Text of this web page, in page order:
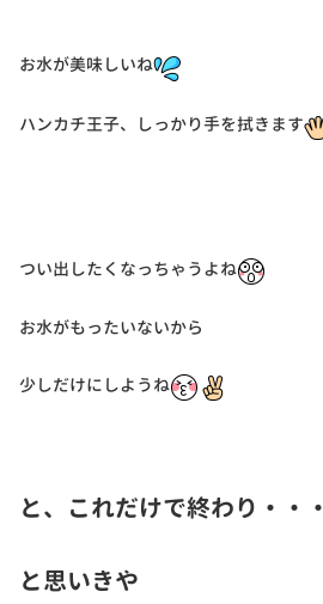
お水が美味しいね
ハンカチ王子、しっかり手を拭きます
つい出したくなっちゃうよね
お水がもったいないから
少しだけにしようね
と、これだけで終わり・・・
と思いきや